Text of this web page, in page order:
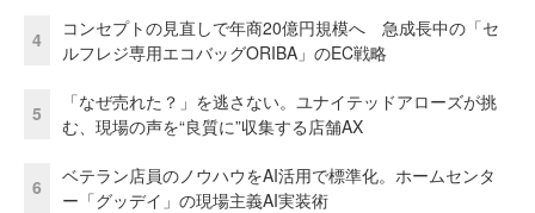
4
コンセプトの見直しで年商20億円規模へ 急成長中の「セ
ルフレジ専用エコバッグORIBA」のEC戦略
5
「なぜ売れた？」を逃さない。ユナイテッドアローズが挑
む、現場の声を“良質に”収集する店舗AX
6
ベテラン店員のノウハウをAI活用で標準化。ホームセンタ
ー「グッデイ」の現場主義AI実装術